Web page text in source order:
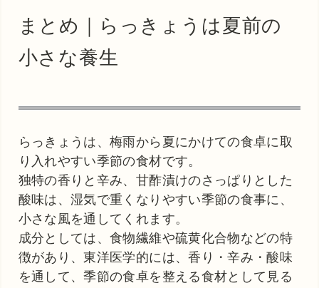
まとめ｜らっきょうは夏前の
小さな養生
らっきょうは、梅雨から夏にかけての食卓に取
り入れやすい季節の食材です。
独特の香りと辛み、甘酢漬けのさっぱりとした
酸味は、湿気で重くなりやすい季節の食事に、
小さな風を通してくれます。
成分としては、食物繊維や硫黄化合物などの特
徴があり、東洋医学的には、香り・辛み・酸味
を通して、季節の食卓を整える食材として見る